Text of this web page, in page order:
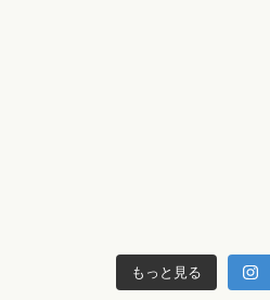
もっと見る